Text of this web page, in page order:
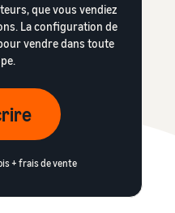
que vous vendiez
La configuration de
vendre dans toute
+ frais de vente